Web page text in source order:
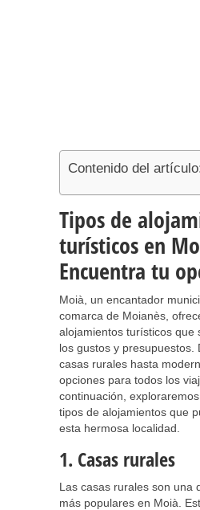
Contenido del
Tipos de
turísticos en
Encuentra tu
Moià, un encantador
comarca de Moianès,
alojamientos turísticos que
los gustos y presupuestos.
casas rurales hasta
opciones para todos los
continuación,
tipos de alojamientos que
esta hermosa localidad.
1. Casas rurales
Las casas rurales son una
más populares en Moià.